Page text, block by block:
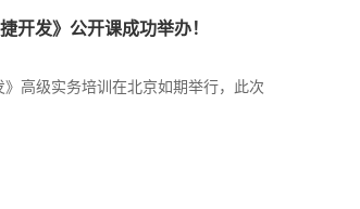
开发》公开课成功举办！
高级实务培训在北京如期举行，此次